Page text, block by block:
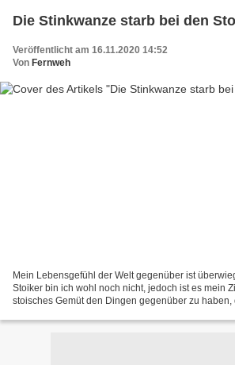
Die Stinkwanze starb bei den
Veröffentlicht am 16.11.2020 14:52
Von Fernweh
Mein Lebensgefühl der Welt gegenüber ist
Stoiker bin ich wohl noch nicht, jedoch ist es mein
stoisches Gemüt den Dingen gegenüber zu haben,